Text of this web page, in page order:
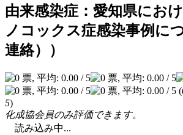
由来感染症：愛知県にお
ノコックス症感染事例に
連絡））
(
5)
化成協会員のみ評価できます。
読み込み中...